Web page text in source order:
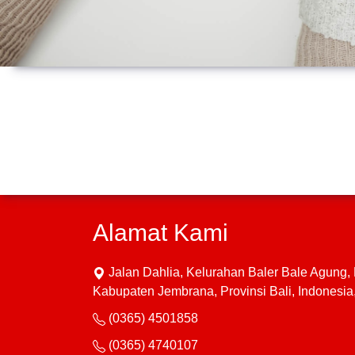
Alamat Kami
Jalan Dahlia, Kelurahan Baler Bale Agung,
Kabupaten Jembrana, Provinsi Bali,
(0365) 4501858
(0365) 4740107